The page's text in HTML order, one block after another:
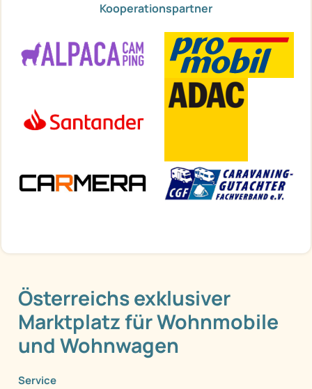
Kooperationspartner
Österreichs exklusiver
Marktplatz für Wohnmobile
und Wohnwagen
Service